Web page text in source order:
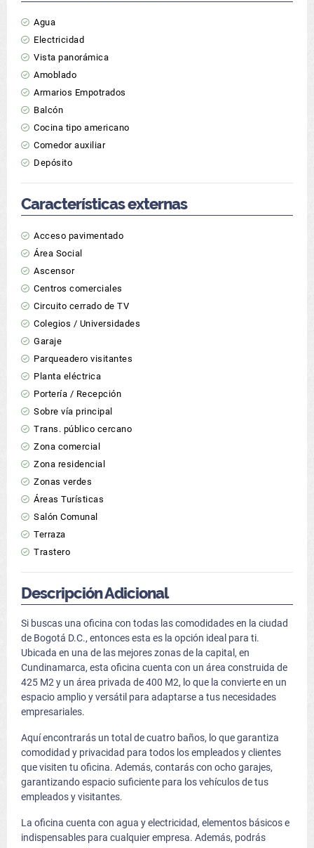
Agua
Electricidad
Vista panorámica
Amoblado
Armarios Empotrados
Balcón
Cocina tipo americano
Comedor auxiliar
Depósito
Características externas
Acceso pavimentado
Área Social
Ascensor
Centros comerciales
Circuito cerrado de TV
Colegios / Universidades
Garaje
Parqueadero visitantes
Planta eléctrica
Portería / Recepción
Sobre vía principal
Trans. público cercano
Zona comercial
Zona residencial
Zonas verdes
Áreas Turísticas
Salón Comunal
Terraza
Trastero
Descripción Adicional
Si buscas una oficina con todas las comodidades en la ciudad
de Bogotá D.C., entonces esta es la opción ideal para ti.
Ubicada en una de las mejores zonas de la capital, en
Cundinamarca, esta oficina cuenta con un área construida de
425 M2 y un área privada de 400 M2, lo que la convierte en un
espacio amplio y versátil para adaptarse a tus necesidades
empresariales.
Aquí encontrarás un total de cuatro baños, lo que garantiza
comodidad y privacidad para todos los empleados y clientes
que visiten tu oficina. Además, contarás con ocho garajes,
garantizando espacio suficiente para los vehículos de tus
empleados y visitantes.
La oficina cuenta con agua y electricidad, elementos básicos e
indispensables para cualquier empresa. Además, podrás